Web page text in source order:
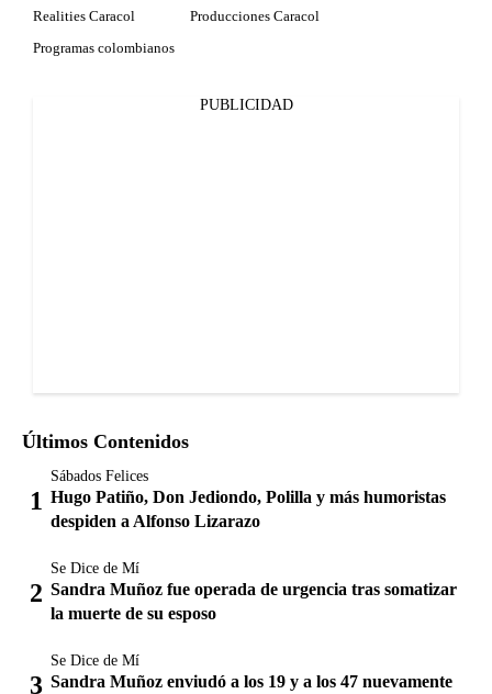
Realities Caracol
Producciones Caracol
Programas colombianos
PUBLICIDAD
Últimos Contenidos
Sábados Felices
Hugo Patiño, Don Jediondo, Polilla y más humoristas
despiden a Alfonso Lizarazo
Se Dice de Mí
Sandra Muñoz fue operada de urgencia tras somatizar
la muerte de su esposo
Se Dice de Mí
Sandra Muñoz enviudó a los 19 y a los 47 nuevamente